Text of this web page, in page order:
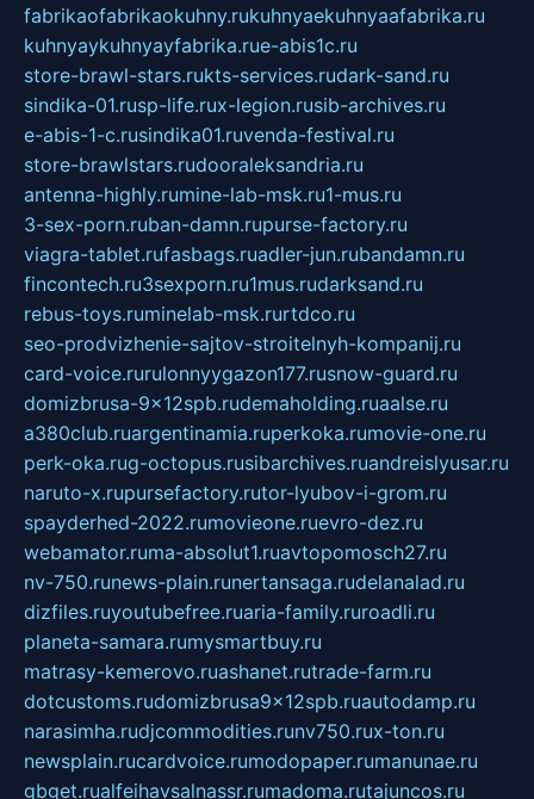
fabrikaofabrikaokuhny.rukuhnyaekuhnyaafabrika.ru
kuhnyaykuhnyayfabrika.rue-abis1c.ru
store-brawl-stars.rukts-services.rudark-sand.ru
sindika-01.rusp-life.rux-legion.rusib-archives.ru
e-abis-1-c.rusindika01.ruvenda-festival.ru
store-brawlstars.rudooraleksandria.ru
antenna-highly.rumine-lab-msk.ru1-mus.ru
3-sex-porn.ruban-damn.rupurse-factory.ru
viagra-tablet.rufasbags.ruadler-jun.rubandamn.ru
fincontech.ru3sexporn.ru1mus.rudarksand.ru
rebus-toys.ruminelab-msk.rurtdco.ru
seo-prodvizhenie-sajtov-stroitelnyh-kompanij.ru
card-voice.rurulonnyygazon177.rusnow-guard.ru
domizbrusa-9x12spb.rudemaholding.ruaalse.ru
a380club.ruargentinamia.ruperkoka.rumovie-one.ru
perk-oka.rug-octopus.rusibarchives.ruandreislyusar.ru
naruto-x.rupursefactory.rutor-lyubov-i-grom.ru
spayderhed-2022.rumovieone.ruevro-dez.ru
webamator.ruma-absolut1.ruavtopomosch27.ru
nv-750.runews-plain.runertansaga.rudelanalad.ru
dizfiles.ruyoutubefree.ruaria-family.ruroadli.ru
planeta-samara.rumysmartbuy.ru
matrasy-kemerovo.ruashanet.rutrade-farm.ru
dotcustoms.rudomizbrusa9x12spb.ruautodamp.ru
narasimha.rudjcommodities.runv750.rux-ton.ru
newsplain.rucardvoice.rumodopaper.rumanunae.ru
gbget.rualfeihavsalnassr.rumadoma.rutajuncos.ru